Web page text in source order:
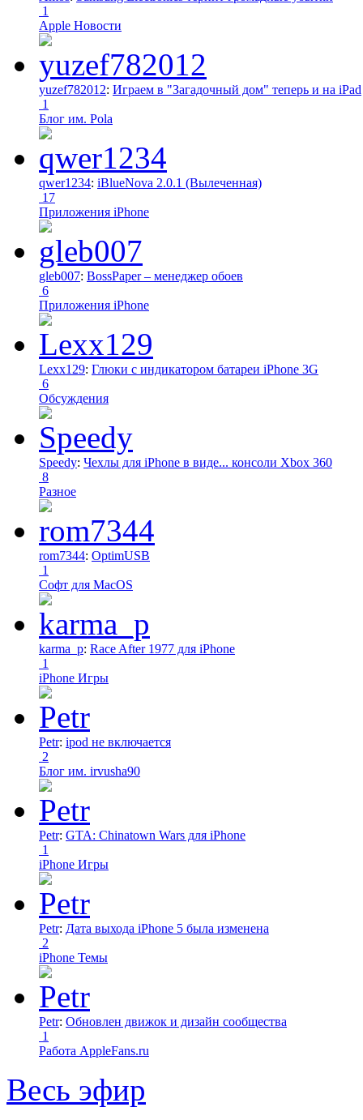
1
Apple Новости
yuzef782012: Играем в "Загадочный дом" теперь и на iPad
1
Блог им. Pola
qwer1234: iBlueNova 2.0.1 (Вылеченная)
17
Приложения iPhone
gleb007: BossPaper – менеджер обоев
6
Приложения iPhone
Lexx129: Глюки с индикатором батареи iPhone 3G
6
Обсуждения
Speedy: Чехлы для iPhone в виде... консоли Xbox 360
8
Разное
rom7344: OptimUSB
1
Софт для MacOS
karma_p: Race After 1977 для iPhone
1
iPhone Игры
Petr: ipod не включается
2
Блог им. irvusha90
Petr: GTA: Chinatown Wars для iPhone
1
iPhone Игры
Petr: Дата выхода iPhone 5 была изменена
2
iPhone Темы
Petr: Обновлен движок и дизайн сообщества
1
Работа AppleFans.ru
Весь эфир